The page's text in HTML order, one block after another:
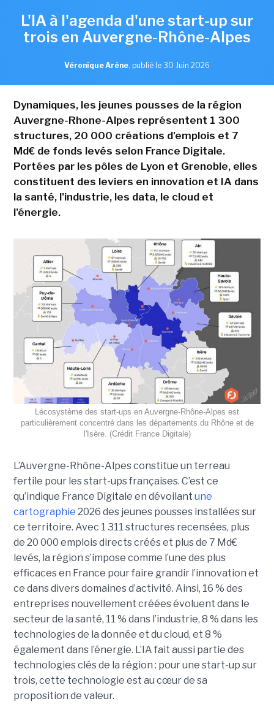
L'IA à l'agenda d'une start-up sur
trois en Auvergne-Rhône-Alpes
Véronique Arène, publié le 30 Juin 2026
Dynamiques, les jeunes pousses de la région
Auvergne-Rhone-Alpes représentent 1 300
structures, 20 000 créations d'emplois et 7
Md€ de fonds levés selon France Digitale.
Portées par les pôles de Lyon et Grenoble, elles
constituent des leviers en innovation et IA dans
la santé, l'industrie, les data, le cloud et
l'énergie.
Lécosystème des start-ups en Auvergne-Rhône-Alpes est
particulièrement concentré dans les départements du Rhône et de
l'Isère. (Crédit France Digitale)
L’Auvergne-Rhône-Alpes constitue un terreau
fertile pour les start-ups françaises. C’est ce
qu’indique France Digitale en dévoilant une
cartographie 2026 des jeunes pousses installées sur
ce territoire. Avec 1 311 structures recensées, plus
de 20 000 emplois directs créés et plus de 7 Md€
levés, la région s’impose comme l’une des plus
efficaces en France pour faire grandir l’innovation et
ce dans divers domaines d’activité. Ainsi, 16 % des
entreprises nouvellement créées évoluent dans le
secteur de la santé, 11 % dans l’industrie, 8 % dans les
technologies de la donnée et du cloud, et 8 %
également dans l’énergie. L’IA fait aussi partie des
technologies clés de la région : pour une start-up sur
trois, cette technologie est au cœur de sa
proposition de valeur.